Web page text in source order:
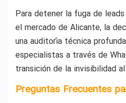
Para detener la fuga de
el mercado de Alicante, la
una auditoría técnica
especialistas a través de
transición de la invisibilidad
Preguntas Frecuentes